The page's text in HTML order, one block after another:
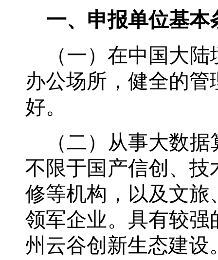
一、申报单位基本
（一）在中国大
办公场所，健全的
好。
（二）从事大数
不限于国产信创、
修等机构，以及文
领军企业。具有较
州云谷创新生态建设